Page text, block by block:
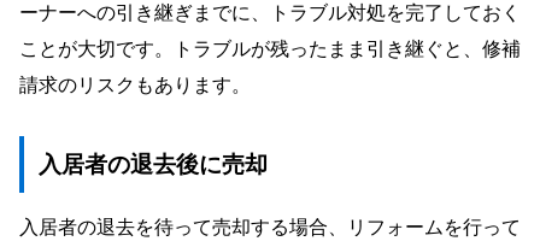
ーナーへの引き継ぎまでに、トラブル対処を完了しておく
ことが大切です。トラブルが残ったまま引き継ぐと、修補
請求のリスクもあります。
入居者の退去後に売却
入居者の退去を待って売却する場合、リフォームを行って